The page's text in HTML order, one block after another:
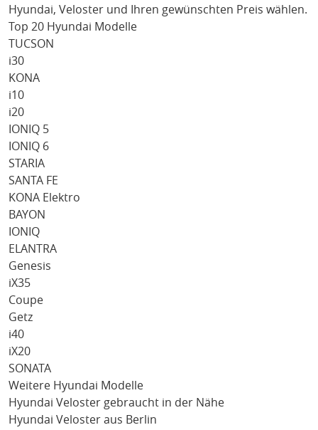
Hyundai, Veloster und Ihren gewünschten Preis wählen.
Top 20 Hyundai Modelle
TUCSON
i30
KONA
i10
i20
IONIQ 5
IONIQ 6
STARIA
SANTA FE
KONA Elektro
BAYON
IONIQ
ELANTRA
Genesis
iX35
Coupe
Getz
i40
iX20
SONATA
Weitere Hyundai Modelle
Hyundai Veloster gebraucht in der Nähe
Hyundai Veloster aus Berlin